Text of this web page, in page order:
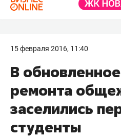
15 февраля 2016, 11:40
В
ремонта
заселились
студенты